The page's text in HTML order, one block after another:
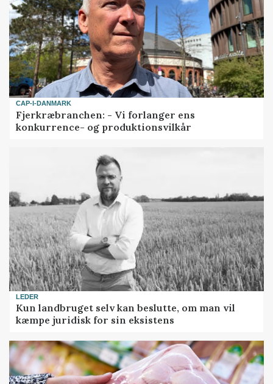
CAP-I-DANMARK
Fjerkræbranchen: - Vi forlanger ens
konkurrence- og produktionsvilkår
LEDER
Kun landbruget selv kan beslutte, om man vil
kæmpe juridisk for sin eksistens